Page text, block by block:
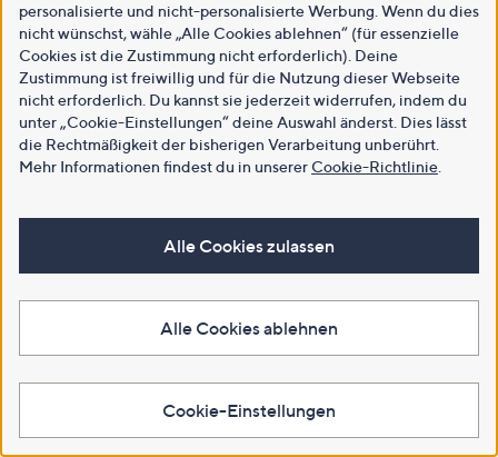
personalisierte und nicht-personalisierte Werbung. Wenn du dies
nicht wünschst, wähle „Alle Cookies ablehnen“ (für essenzielle
Cookies ist die Zustimmung nicht erforderlich). Deine
Zustimmung ist freiwillig und für die Nutzung dieser Webseite
nicht erforderlich. Du kannst sie jederzeit widerrufen, indem du
unter „Cookie-Einstellungen“ deine Auswahl änderst. Dies lässt
die Rechtmäßigkeit der bisherigen Verarbeitung unberührt.
Mehr Informationen findest du in unsererCookie-Richtlinie
Alle Cookies zulassen
Alle Cookies ablehnen
Cookie-Einstellungen